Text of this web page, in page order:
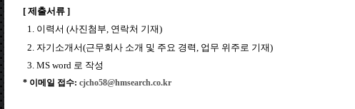
[ 제출서류 ]
1. 이력서 (사진첨부, 연락처 기재)
2.자기소개서(근무회사 소개 및 주요 경력, 업무 위주로 기재)
3.MS word 로 작성
* 이메일 접수:cjcho58@hmsearch.co.kr